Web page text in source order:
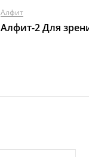
Алфит
Алфит-2 Для